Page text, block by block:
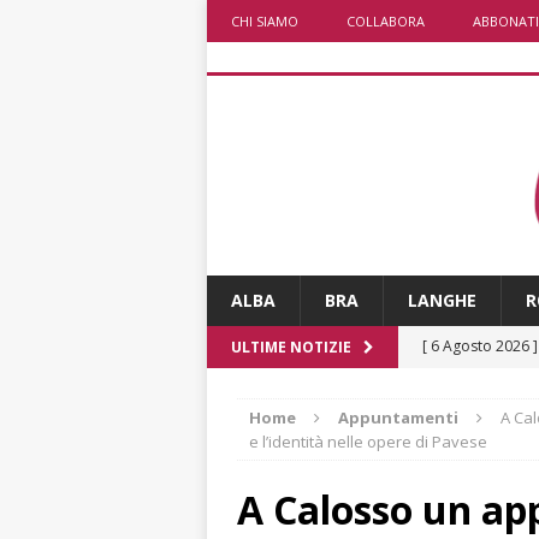
CHI SIAMO COLLABORA ABBONATI
ALBA BRA LANGHE
ULTIME NOTIZIE [ 6 Agosto 2026 ]
[ 6 Agosto 2026
[ 6 Agosto 2026
Home Appuntamenti
A
e l’identità nelle opere di Pavese
A Calosso un